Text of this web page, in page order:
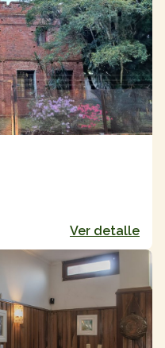
Ver detalle